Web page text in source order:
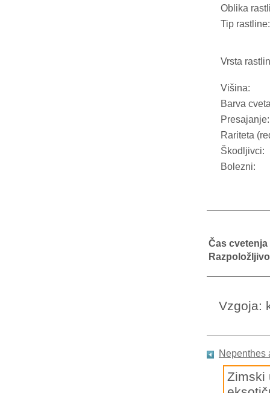
Oblika
Tip rastline:
Vrsta
Višina:
Barva
Presajanje:
Rariteta
Škodljivci:
Bolezni:
Čas cvetenja
Vzgoja:
Nepenthes
Zimski